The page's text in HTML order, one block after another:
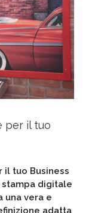
per il tuo
tuo Business
digitale
una vera e
adatta